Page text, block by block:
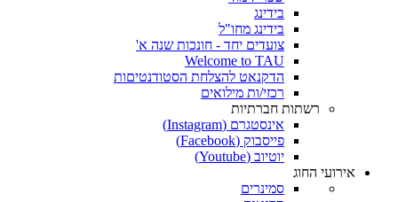
בידינג
בידינג מחו"ל
צועדים יחד - חונכות שנה א'
Welcome to TAU
הדקנאט להצלחת הסטודנטיםות
רכזי/ות מילואים
רשתות חברתיות
אינסטגרם (Instagram)
פייסבוק (Facebook)
יוטיוב (Youtube)
אירועי החוג
סמינרים